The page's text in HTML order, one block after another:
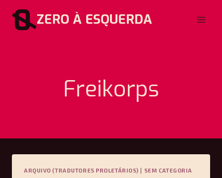
para
ZERO À ESQUERDA
Freikorps
ARQUIVO (TRADUTORES PROLETÁRIOS) | SEM CATEGORIA